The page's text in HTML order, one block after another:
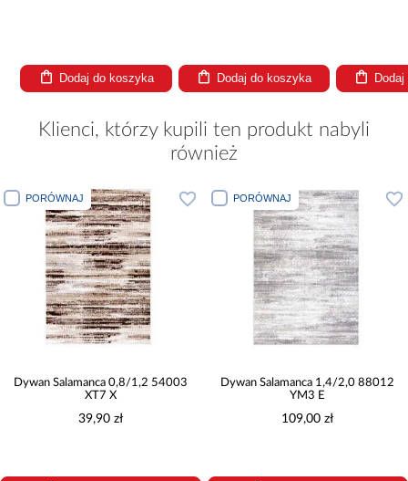
Dodaj do koszyka Dodaj do koszyka
Klienci, którzy kupili ten produkt nabyli
również
PORÓWNAJ
Dywan Salamanca 0,8/1,2 54003
XT7 X
39,90 zł
PORÓWNAJ
Dywan Salamanca 1,4/2,0 88012
YM3 E
109,00 zł